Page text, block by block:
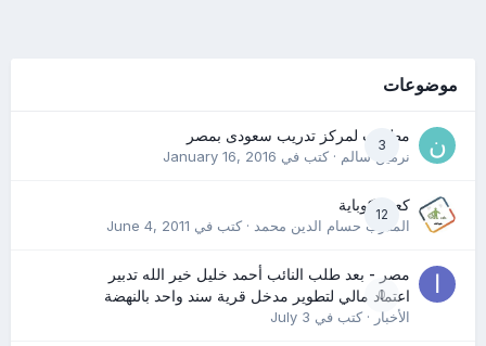
موضوعات
3
مطلوب لمركز تدريب سعودى بمصر
نرمين سالم· كتب في January 16, 2016
12
كعب كوباية
المدرب حسام الدين محمد· كتب في June 4, 2011
0
مصر - بعد طلب النائب أحمد خليل خير الله تدبير
اعتماد مالي لتطوير مدخل قرية سند واحد بالنهضة
الأخبار· كتب في July 3